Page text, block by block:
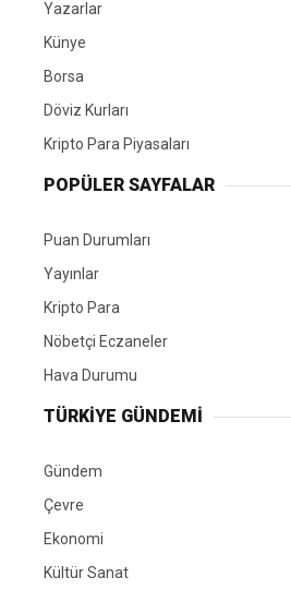
Yazarlar
Künye
Borsa
Döviz Kurları
Kripto Para Piyasaları
POPÜLER SAYFALAR
Puan Durumları
Yayınlar
Kripto Para
Nöbetçi Eczaneler
Hava Durumu
TÜRKIYE GÜNDEMI
Gündem
Çevre
Ekonomi
Kültür Sanat